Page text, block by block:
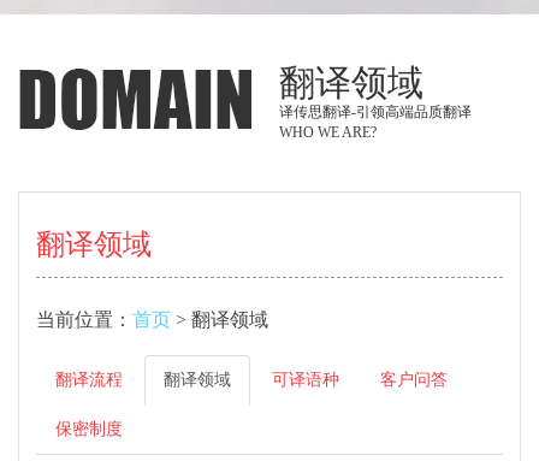
翻译领域
译传思翻译-引领高端品质翻译
WHO WE ARE?
翻译领域
当前位置： 首页 > 翻译领域
翻译流程 翻译领域 可译语种 客户问答
保密制度